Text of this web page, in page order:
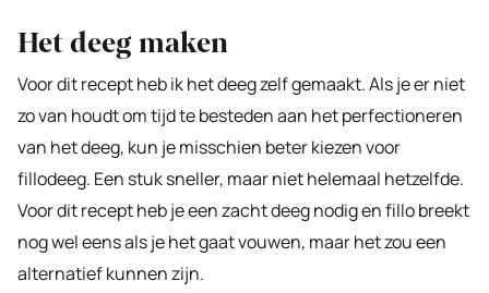
Het deeg maken
Voor dit recept heb ik het deeg zelf gemaakt. Als je er niet
zo van houdt om tijd te besteden aan het perfectioneren
van het deeg, kun je misschien beter kiezen voor
fillodeeg. Een stuk sneller, maar niet helemaal hetzelfde.
Voor dit recept heb je een zacht deeg nodig en fillo breekt
nog wel eens als je het gaat vouwen, maar het zou een
alternatief kunnen zijn.